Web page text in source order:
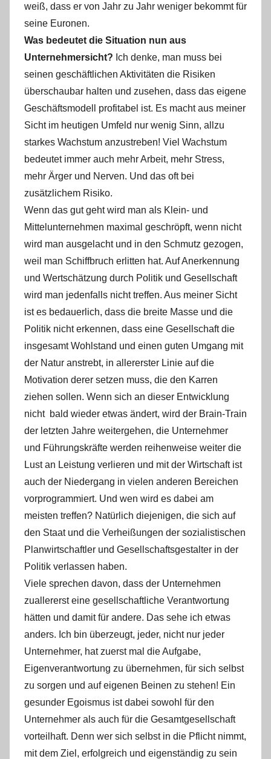
weiß, dass er von Jahr zu Jahr weniger bekommt für
seine Euronen.
Was bedeutet die Situation nun aus
Unternehmersicht? Ich denke, man muss bei
seinen geschäftlichen Aktivitäten die Risiken
überschaubar halten und zusehen, dass das eigene
Geschäftsmodell profitabel ist. Es macht aus meiner
Sicht im heutigen Umfeld nur wenig Sinn, allzu
starkes Wachstum anzustreben! Viel Wachstum
bedeutet immer auch mehr Arbeit, mehr Stress,
mehr Ärger und Nerven. Und das oft bei
zusätzlichem Risiko.
Wenn das gut geht wird man als Klein- und
Mittelunternehmen maximal geschröpft, wenn nicht
wird man ausgelacht und in den Schmutz gezogen,
weil man Schiffbruch erlitten hat. Auf Anerkennung
und Wertschätzung durch Politik und Gesellschaft
wird man jedenfalls nicht treffen. Aus meiner Sicht
ist es bedauerlich, dass die breite Masse und die
Politik nicht erkennen, dass eine Gesellschaft die
insgesamt Wohlstand und einen guten Umgang mit
der Natur anstrebt, in allererster Linie auf die
Motivation derer setzen muss, die den Karren
ziehen sollen. Wenn sich an dieser Entwicklung
nicht bald wieder etwas ändert, wird der Brain-Train
der letzten Jahre weitergehen, die Unternehmer
und Führungskräfte werden reihenweise weiter die
Lust an Leistung verlieren und mit der Wirtschaft ist
auch der Niedergang in vielen anderen Bereichen
vorprogrammiert. Und wen wird es dabei am
meisten treffen? Natürlich diejenigen, die sich auf
den Staat und die Verheißungen der sozialistischen
Planwirtschaftler und Gesellschaftsgestalter in der
Politik verlassen haben.
Viele sprechen davon, dass der Unternehmen
zuallererst eine gesellschaftliche Verantwortung
hätten und damit für andere. Das sehe ich etwas
anders. Ich bin überzeugt, jeder, nicht nur jeder
Unternehmer, hat zuerst mal die Aufgabe,
Eigenverantwortung zu übernehmen, für sich selbst
zu sorgen und auf eigenen Beinen zu stehen! Ein
gesunder Egoismus ist dabei sowohl für den
Unternehmer als auch für die Gesamtgesellschaft
vorteilhaft. Denn wer sich selbst in die Pflicht nimmt,
mit dem Ziel, erfolgreich und eigenständig zu sein